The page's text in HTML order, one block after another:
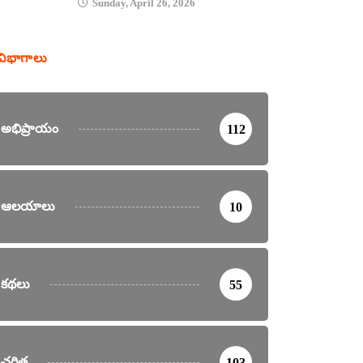
Sunday, April 26, 2026
అభిప్రాయం 112
ఆలయాలు 10
కథలు 55